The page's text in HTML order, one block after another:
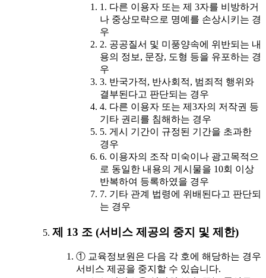
1. 다른 이용자 또는 제 3자를 비방하거
나 중상모략으로 명예를 손상시키는 경
우
2. 공공질서 및 미풍양속에 위반되는 내
용의 정보, 문장, 도형 등을 유포하는 경
우
3. 반국가적, 반사회적, 범죄적 행위와
결부된다고 판단되는 경우
4. 다른 이용자 또는 제3자의 저작권 등
기타 권리를 침해하는 경우
5. 게시 기간이 규정된 기간을 초과한
경우
6. 이용자의 조작 미숙이나 광고목적으
로 동일한 내용의 게시물을 10회 이상
반복하여 등록하였을 경우
7. 기타 관계 법령에 위배된다고 판단되
는 경우
제 13 조 (서비스 제공의 중지 및 제한)
① 교육정보원은 다음 각 호에 해당하는 경우
서비스 제공을 중지할 수 있습니다.